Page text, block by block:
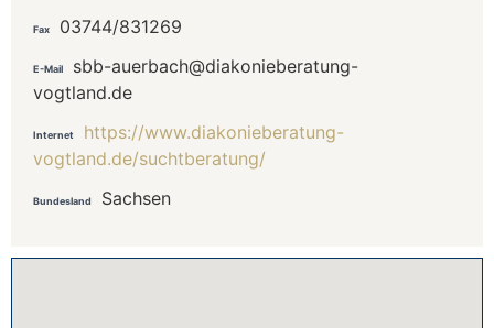
Fax 03744/831269
E-Mail
sbb-auerbach@diakonieberatung-
vogtland.de
Internet
https://www.diakonieberatung-
vogtland.de/suchtberatung/
Bundesland Sachsen